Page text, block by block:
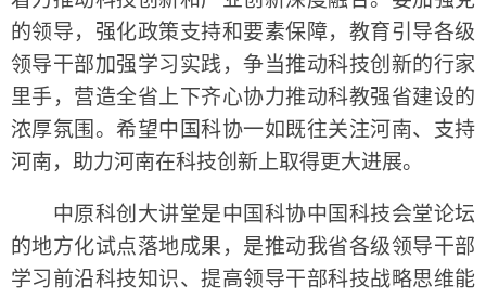
的领导，强化政策支持和要素保障，教育引导各级
领导干部加强学习实践，争当推动科技创新的行家
里手，营造全省上下齐心协力推动科教强省建设的
浓厚氛围。希望中国科协一如既往关注河南、支持
河南，助力河南在科技创新上取得更大进展。
中原科创大讲堂是中国科协中国科技会堂论坛
的地方化试点落地成果，是推动我省各级领导干部
学习前沿科技知识、提高领导干部科技战略思维能